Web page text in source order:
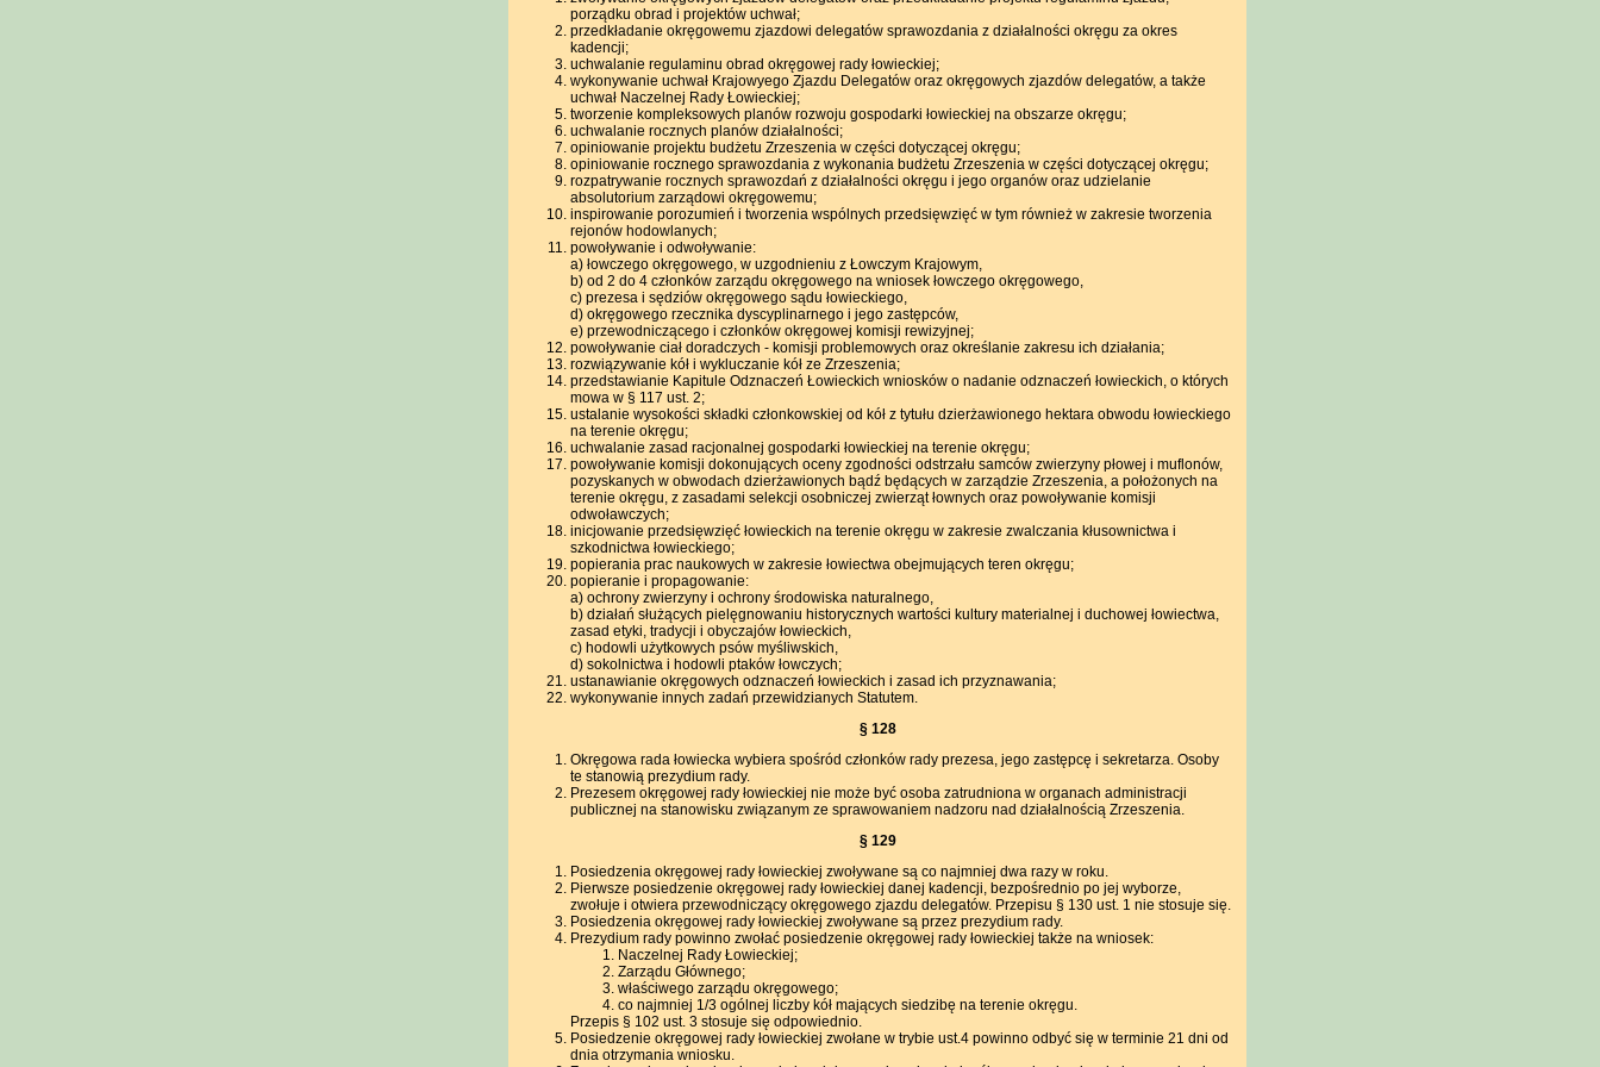
porządku obrad i projektów uchwał;
przedkładanie okręgowemu zjazdowi delegatów sprawozdania z działalności okręgu za okres
kadencji;
uchwalanie regulaminu obrad okręgowej rady łowieckiej;
wykonywanie uchwał Krajowyego Zjazdu Delegatów oraz okręgowych zjazdów delegatów, a także
uchwał Naczelnej Rady Łowieckiej;
tworzenie kompleksowych planów rozwoju gospodarki łowieckiej na obszarze okręgu;
uchwalanie rocznych planów działalności;
opiniowanie projektu budżetu Zrzeszenia w części dotyczącej okręgu;
opiniowanie rocznego sprawozdania z wykonania budżetu Zrzeszenia w części dotyczącej okręgu;
rozpatrywanie rocznych sprawozdań z działalności okręgu i jego organów oraz udzielanie
absolutorium zarządowi okręgowemu;
inspirowanie porozumień i tworzenia wspólnych przedsięwzięć w tym również w zakresie tworzenia
rejonów hodowlanych;
powoływanie i odwoływanie:
a) łowczego okręgowego, w uzgodnieniu z Łowczym Krajowym,
b) od 2 do 4 członków zarządu okręgowego na wniosek łowczego okręgowego,
c) prezesa i sędziów okręgowego sądu łowieckiego,
d) okręgowego rzecznika dyscyplinarnego i jego zastępców,
e) przewodniczącego i członków okręgowej komisji rewizyjnej;
powoływanie ciał doradczych - komisji problemowych oraz określanie zakresu ich działania;
rozwiązywanie kół i wykluczanie kół ze Zrzeszenia;
przedstawianie Kapitule Odznaczeń Łowieckich wniosków o nadanie odznaczeń łowieckich, o których
mowa w § 117 ust. 2;
ustalanie wysokości składki członkowskiej od kół z tytułu dzierżawionego hektara obwodu łowieckiego
na terenie okręgu;
uchwalanie zasad racjonalnej gospodarki łowieckiej na terenie okręgu;
powoływanie komisji dokonujących oceny zgodności odstrzału samców zwierzyny płowej i muflonów,
pozyskanych w obwodach dzierżawionych bądź będących w zarządzie Zrzeszenia, a położonych na
terenie okręgu, z zasadami selekcji osobniczej zwierząt łownych oraz powoływanie komisji
odwoławczych;
inicjowanie przedsięwzięć łowieckich na terenie okręgu w zakresie zwalczania kłusownictwa i
szkodnictwa łowieckiego;
popierania prac naukowych w zakresie łowiectwa obejmujących teren okręgu;
popieranie i propagowanie:
a) ochrony zwierzyny i ochrony środowiska naturalnego,
b) działań służących pielęgnowaniu historycznych wartości kultury materialnej i duchowej łowiectwa,
zasad etyki, tradycji i obyczajów łowieckich,
c) hodowli użytkowych psów myśliwskich,
d) sokolnictwa i hodowli ptaków łowczych;
ustanawianie okręgowych odznaczeń łowieckich i zasad ich przyznawania;
wykonywanie innych zadań przewidzianych Statutem.
§ 128
Okręgowa rada łowiecka wybiera spośród członków rady prezesa, jego zastępcę i sekretarza. Osoby
te stanowią prezydium rady.
Prezesem okręgowej rady łowieckiej nie może być osoba zatrudniona w organach administracji
publicznej na stanowisku związanym ze sprawowaniem nadzoru nad działalnością Zrzeszenia.
§ 129
Posiedzenia okręgowej rady łowieckiej zwoływane są co najmniej dwa razy w roku.
Pierwsze posiedzenie okręgowej rady łowieckiej danej kadencji, bezpośrednio po jej wyborze,
zwołuje i otwiera przewodniczący okręgowego zjazdu delegatów. Przepisu § 130 ust. 1 nie stosuje się.
Posiedzenia okręgowej rady łowieckiej zwoływane są przez prezydium rady.
Prezydium rady powinno zwołać posiedzenie okręgowej rady łowieckiej także na wniosek:
Naczelnej Rady Łowieckiej;
Zarządu Głównego;
właściwego zarządu okręgowego;
co najmniej 1/3 ogólnej liczby kół mających siedzibę na terenie okręgu.
Przepis § 102 ust. 3 stosuje się odpowiednio.
Posiedzenie okręgowej rady łowieckiej zwołane w trybie ust.4 powinno odbyć się w terminie 21 dni od
dnia otrzymania wniosku.